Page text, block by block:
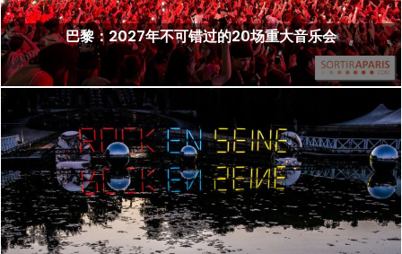
巴黎：2027年不可错过的20场重大音乐会